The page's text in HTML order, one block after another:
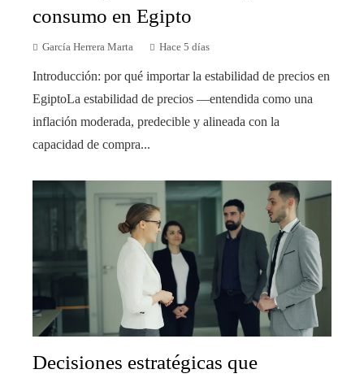
consumo en Egipto
García Herrera Marta Hace 5 días
Introducción: por qué importar la estabilidad de precios en
EgiptoLa estabilidad de precios —entendida como una
inflación moderada, predecible y alineada con la
capacidad de compra...
Decisiones estratégicas que